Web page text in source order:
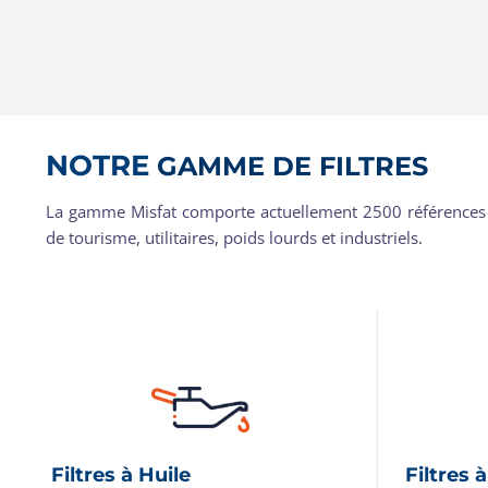
NOTRE GAMME DE FILTRES
La gamme Misfat comporte actuellement 2500
de tourisme, utilitaires, poids lourds et industriels.
Filtres à Huile Filtres